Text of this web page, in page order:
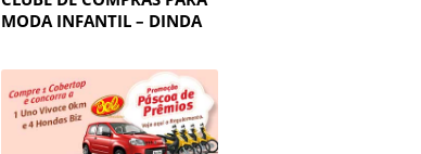
MODA INFANTIL – DINDA